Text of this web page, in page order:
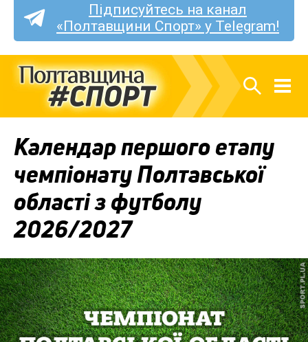
Підписуйтесь на канал
«Полтавщини Спорт» у Telegram!
Календар першого етапу
чемпіонату Полтавської
області з футболу
2026/2027